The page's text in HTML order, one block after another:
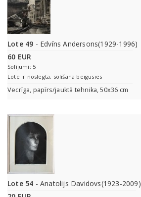
Lote 49 - Edvīns Andersons(1929-1996)
60 EUR
Solījumi: 5
Lote ir noslēgta, solīšana beigusies
Vecrīga, papīrs/jauktā tehnika, 50x36 cm
Lote 54 - Anatolijs Davidovs(1923-2009)